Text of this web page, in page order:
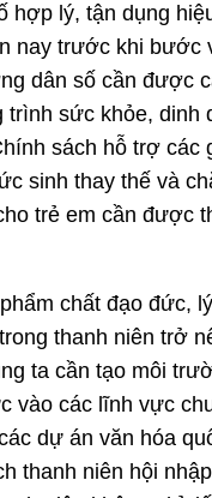
hợp lý, tận dụng
nay trước khi bước
dân số cần được
trình sức khỏe, dinh
sách hỗ trợ các
sinh thay thế và
trẻ em cần được
chất đạo đức,
thanh niên trở
ta cần tạo môi
vào các lĩnh vực
dự án văn hóa
thanh niên hội